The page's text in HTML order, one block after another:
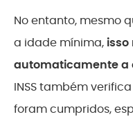
No entanto, mesmo
a idade mínima,
automaticamente a
INSS também
foram cumpridos,